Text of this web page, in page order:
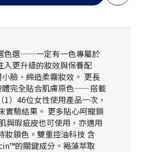
色選——一定有一色專屬於
更升級的妝效與保養配
臉、締造柔霧妝效。 更長
體完全貼合肌膚原色——搭載
）46位女性使用產品一次，
實驗結果。 更多貼心呵寵鎖
與瑕疵皮也可使用，亦適用
妝鎖色。雙重控油科技 含
的關鍵成分。褐藻萃取